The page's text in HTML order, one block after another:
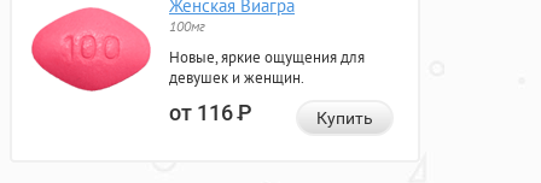
Женская Виагра
100мг
Новые, яркие ощущения для
девушек и женщин.
от 116Р Купить